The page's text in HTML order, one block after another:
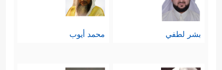
بشر لطفي محمد أيوب